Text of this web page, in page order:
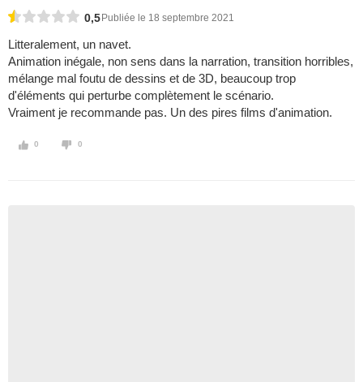
0,5 Publiée le 18 septembre 2021
Litteralement, un navet.
Animation inégale, non sens dans la narration, transition horribles,
mélange mal foutu de dessins et de 3D, beaucoup trop
d'éléments qui perturbe complètement le scénario.
Vraiment je recommande pas. Un des pires films d'animation.
0 0